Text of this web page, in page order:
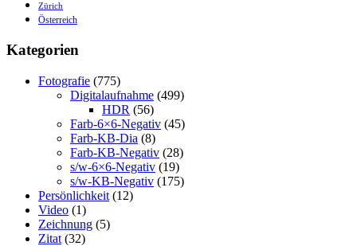
Zürich
Österreich
Kategorien
Fotografie (775)
Digitalaufnahme (499)
HDR (56)
Farb-6×6-Negativ (45)
Farb-KB-Dia (8)
Farb-KB-Negativ (28)
s/w-6×6-Negativ (19)
s/w-KB-Negativ (175)
Persönlichkeit (12)
Video (1)
Zeichnung (5)
Zitat (32)